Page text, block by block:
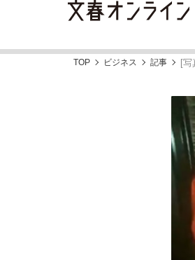
TOP ビジネス 記事 [写